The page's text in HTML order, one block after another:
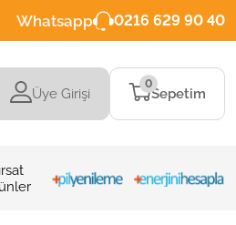
Whatsapp 0216 629 90 40
Üye Girişi Sepetim
0